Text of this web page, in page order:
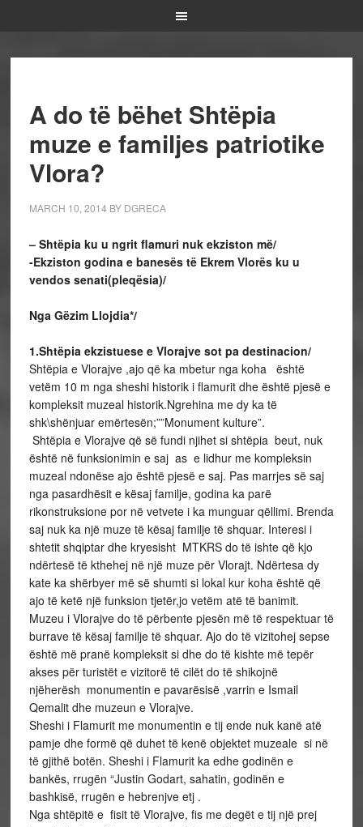
A do të bëhet Shtëpia
muze e familjes patriotike
Vlora?
MARCH 10, 2014 BY DGRECA
– Shtëpia ku u ngrit flamuri nuk ekziston më/
-Ekziston godina e banesës të Ekrem Vlorës ku u
vendos senati(pleqësia)/
Nga Gëzim Llojdia*/
1.Shtëpia ekzistuese e Vlorajve sot pa destinacion/
Shtëpia e Vlorajve ,ajo që ka mbetur nga koha është
vetëm 10 m nga sheshi historik i flamurit dhe është pjesë e
kompleksit muzeal historik.Ngrehina me dy ka të
shk\shënjuar emërtesën;””Monument kulture”.
Shtëpia e Vlorajve që së fundi njihet si shtëpia beut, nuk
është në funksionimin e saj as e lidhur me kompleksin
muzeal ndonëse ajo është pjesë e saj. Pas marrjes së saj
nga pasardhësit e kësaj familje, godina ka parë
rikonstruksione por në vetvete i ka munguar qëllimi. Brenda
saj nuk ka një muze të kësaj familje të shquar. Interesi i
shtetit shqiptar dhe kryesisht MTKRS do të ishte që kjo
ndërtesë të kthehej në një muze për Vlorajt. Ndërtesa dy
kate ka shërbyer më së shumti si lokal kur koha është që
ajo të ketë një funksion tjetër,jo vetëm atë të banimit.
Muzeu i Vlorajve do të përbente pjesën më të respektuar të
burrave të kësaj familje të shquar. Ajo do të vizitohej sepse
është më pranë kompleksit si dhe do të kishte më tepër
akses për turistët e vizitorë të cilët do të shikojnë
njëherësh monumentin e pavarësisë ,varrin e Ismail
Qemalit dhe muzeun e Vlorajve.
Sheshi i Flamurit me monumentin e tij ende nuk kanë atë
pamje dhe formë që duhet të kenë objektet muzeale si në
të gjithë botën. Sheshi i Flamurit ka edhe godinën e
bankës, rrugën “Justin Godart, sahatin, godinën e
bashkisë, rrugën e hebrenjve etj .
Nga shtëpitë e fisit të Vlorajve, fis me degët e tij një prej